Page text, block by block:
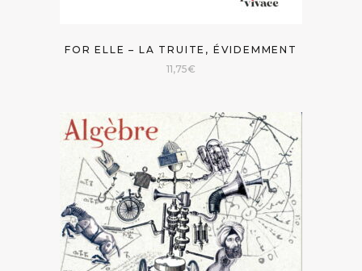
FOR ELLE – LA TRUITE, ÉVIDEMMENT
11,75€